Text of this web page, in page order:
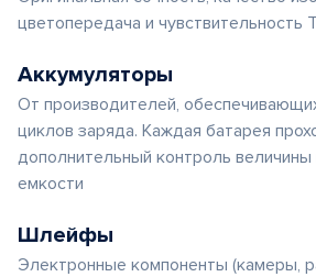
цветопередача и чувствительность
Аккумуляторы
От производителей,
циклов заряда. Каждая батарея
дополнительный контроль величины
емкости
Шлейфы
Электронные компоненты (камеры,